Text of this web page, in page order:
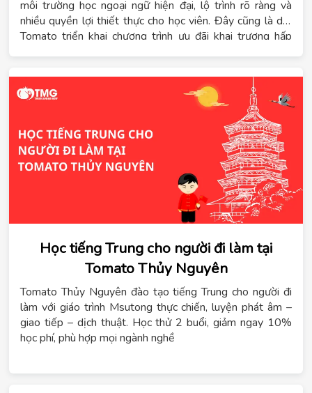
môi trường học ngoại ngữ hiện đại, lộ trình rõ ràng và
nhiều quyền lợi thiết thực cho học viên. Đây cũng là dịp
Tomato triển khai chương trình ưu đãi khai trương hấp
tiếng Đức và tiếng Anh tại TPHCM ngày càng tăng, việc
Tomato mở cơ sở tại Tân Phú giúp học sinh, sinh viên,
phụ huynh và người đi làm có thêm lựa chọn học tập
thuận tiện hơn. Không chỉ tập trung vào giảng dạy,
Tomato còn xây dựng hệ sinh thái học tập gắn với định
hướng du học và phát triển năng lực ngoại ngữ lâu dài.
Học tiếng Trung cho người đi làm tại
Tomato Thủy Nguyên
Tomato Thủy Nguyên đào tạo tiếng Trung cho người đi
làm với giáo trình Msutong thực chiến, luyện phát âm –
giao tiếp – dịch thuật. Học thử 2 buổi, giảm ngay 10%
học phí, phù hợp mọi ngành nghề